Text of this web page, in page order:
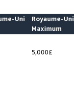
Uni
Royaume-Uni
Maximum
5,000£